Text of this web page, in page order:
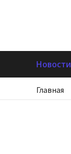
Новости
Главная